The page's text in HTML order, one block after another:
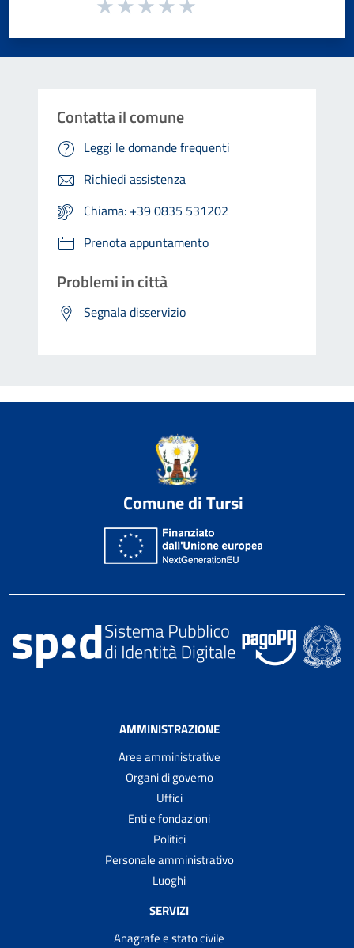
Contatta il comune
Leggi le domande frequenti
Richiedi assistenza
Chiama: +39 0835 531202
Prenota appuntamento
Problemi in città
Segnala disservizio
Comune di Tursi
AMMINISTRAZIONE
Aree amministrative
Organi di governo
Uffici
Enti e fondazioni
Politici
Personale amministrativo
Luoghi
SERVIZI
Anagrafe e stato civile